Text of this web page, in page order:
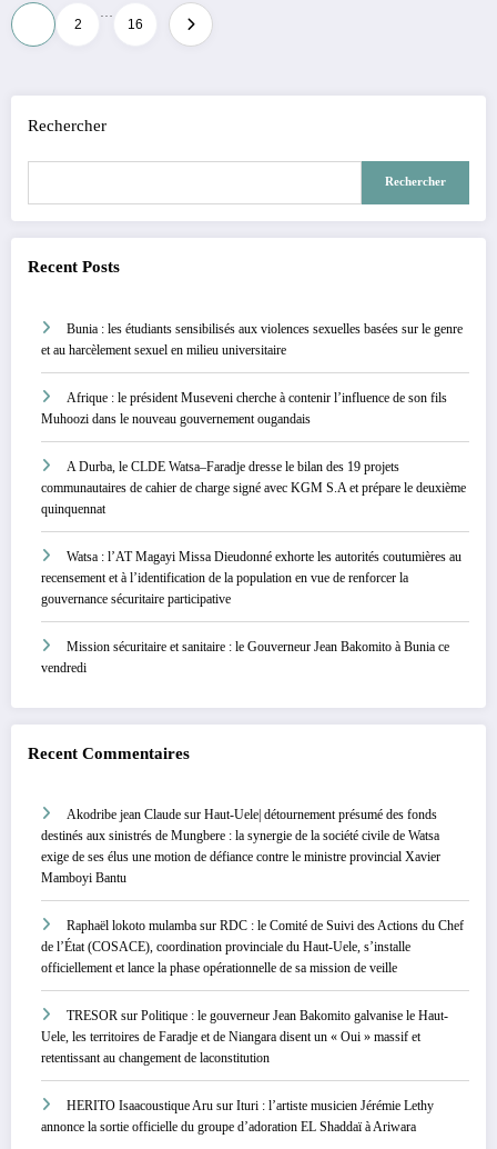
Pagination
des
publications
2
…
16
Rechercher
Rechercher
Recent Posts
Bunia : les étudiants sensibilisés aux violences sexuelles basées sur le genre
et au harcèlement sexuel en milieu universitaire
Afrique : le président Museveni cherche à contenir l’influence de son fils
Muhoozi dans le nouveau gouvernement ougandais
A Durba, le CLDE Watsa–Faradje dresse le bilan des 19 projets
communautaires de cahier de charge signé avec KGM S.A et prépare le deuxième
quinquennat
Watsa : l’AT Magayi Missa Dieudonné exhorte les autorités coutumières au
recensement et à l’identification de la population en vue de renforcer la
gouvernance sécuritaire participative
Mission sécuritaire et sanitaire : le Gouverneur Jean Bakomito à Bunia ce
vendredi
Recent Commentaires
Akodribe jean Claude sur Haut-Uele| détournement présumé des fonds
destinés aux sinistrés de Mungbere : la synergie de la société civile de Watsa
exige de ses élus une motion de défiance contre le ministre provincial Xavier
Mamboyi Bantu
Raphaël lokoto mulamba sur RDC : le Comité de Suivi des Actions du Chef
de l’État (COSACE), coordination provinciale du Haut-Uele, s’installe
officiellement et lance la phase opérationnelle de sa mission de veille
TRESOR sur Politique : le gouverneur Jean Bakomito galvanise le Haut-
Uele, les territoires de Faradje et de Niangara disent un « Oui » massif et
retentissant au changement de laconstitution
HERITO Isaacoustique Aru sur Ituri : l’artiste musicien Jérémie Lethy
annonce la sortie officielle du groupe d’adoration EL Shaddaï à Ariwara